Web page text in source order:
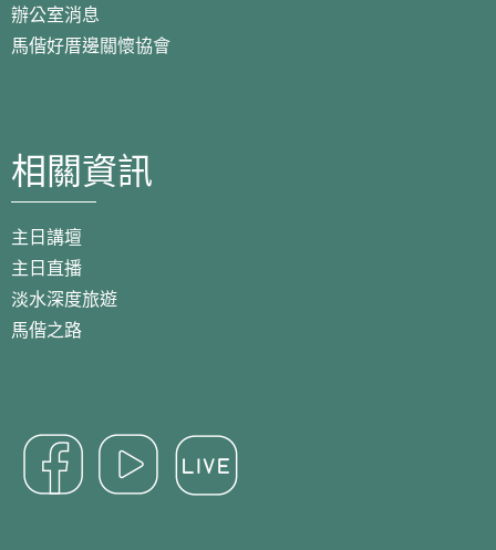
辦公室消息
馬偕好厝邊關懷協會
相關資訊
主日講壇
主日直播
淡水深度旅遊
馬偕之路